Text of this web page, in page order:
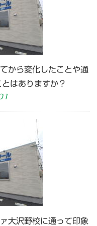
から変化したことや通
はありますか？
大沢野校に通って印象